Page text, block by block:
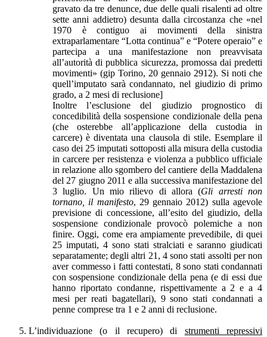
gravato da tre denunce, due delle quali risalenti ad oltre
sette anni addietro) desunta dalla circostanza che «nel
1970 è contiguo ai movimenti della sinistra
extraparlamentare “Lotta continua” e “Potere operaio” e
partecipa a una manifestazione non preavvisata
all’autorità di pubblica sicurezza, promossa dai predetti
movimenti» (gip Torino, 20 gennaio 2912). Si noti che
quell’imputato sarà condannato, nel giudizio di primo
grado, a 2 mesi di reclusione]
Inoltre l’esclusione del giudizio prognostico di
concedibilità della sospensione condizionale della pena
(che osterebbe all’applicazione della custodia in
carcere) è diventata una clausola di stile. Esemplare il
caso dei 25 imputati sottoposti alla misura della custodia
in carcere per resistenza e violenza a pubblico ufficiale
in relazione allo sgombero del cantiere della Maddalena
del 27 giugno 2011 e alla successiva manifestazione del
3 luglio. Un mio rilievo di allora (Gli arresti non
tornano, il manifesto, 29 gennaio 2012) sulla agevole
previsione di concessione, all’esito del giudizio, della
sospensione condizionale provocò polemiche a non
finire. Oggi, come era ampiamente prevedibile, di quei
25 imputati, 4 sono stati stralciati e saranno giudicati
separatamente; degli altri 21, 4 sono stati assolti per non
aver commesso i fatti contestati, 8 sono stati condannati
con sospensione condizionale della pena (e di essi due
hanno riportato condanne, rispettivamente a 2 e a 4
mesi per reati bagatellari), 9 sono stati condannati a
penne comprese tra 1 e 2 anni di reclusione.
L’individuazione (o il recupero) di strumenti repressivi